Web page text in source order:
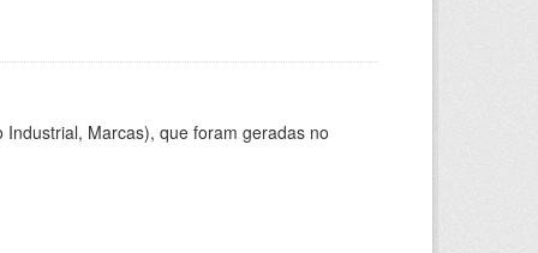
Marcas), que foram geradas no